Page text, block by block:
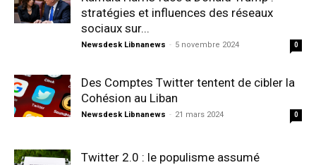
stratégies et influences des réseaux
sociaux sur...
Newsdesk Libnanews - 5 novembre 2024 0
Des Comptes Twitter tentent de cibler la
Cohésion au Liban
Newsdesk Libnanews - 21 mars 2024 0
Twitter 2.0 : le populisme assumé